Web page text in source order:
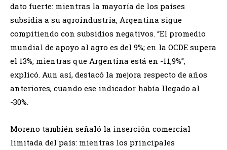
dato fuerte: mientras la mayoría de los países
subsidia a su agroindustria, Argentina sigue
compitiendo con subsidios negativos. “El promedio
mundial de apoyo al agro es del 9%; en la OCDE supera
el 13%; mientras que Argentina está en -11,9%”,
explicó. Aun así, destacó la mejora respecto de años
anteriores, cuando ese indicador había llegado al
-30%.
Moreno también señaló la inserción comercial
limitada del país: mientras los principales